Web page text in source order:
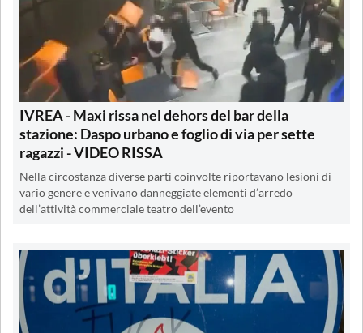
IVREA - Maxi rissa nel dehors del bar della
stazione: Daspo urbano e foglio di via per sette
ragazzi - VIDEO RISSA
Nella circostanza diverse parti coinvolte riportavano lesioni di
vario genere e venivano danneggiate elementi d’arredo
dell’attività commerciale teatro dell’evento